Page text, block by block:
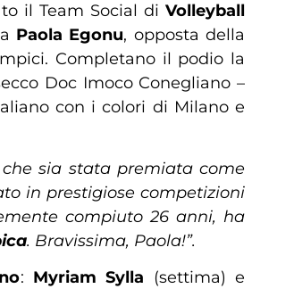
il Team Social di Volleyball
Paola Egonu, opposta della
Completano il podio la
Doc Imoco Conegliano –
con i colori di Milano e
che sia stata premiata come
in prestigiose competizioni
compiuto 26 anni, ha
. Bravissima, Paola!”.
: Myriam Sylla (settima) e